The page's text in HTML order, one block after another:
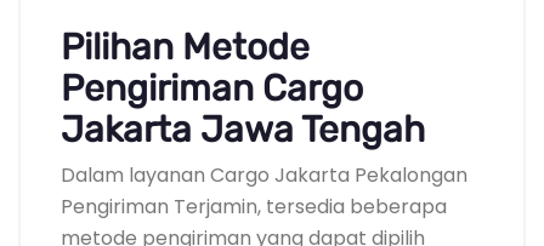
Pilihan Metode
Pengiriman Cargo
Jakarta Jawa Tengah
Dalam layanan Cargo Jakarta Pekalongan
Pengiriman Terjamin, tersedia beberapa
metode pengiriman yang dapat dipilih